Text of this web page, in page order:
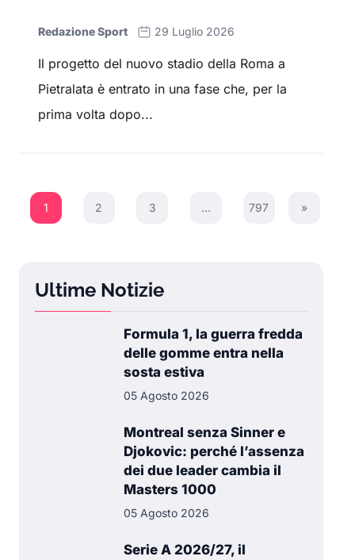
Redazione Sport 29 Luglio 2026
Il progetto del nuovo stadio della Roma a
Pietralata è entrato in una fase che, per la
prima volta dopo...
1 2 3 … 797 Next
»
Ultime Notizie
Formula 1, la guerra fredda
delle gomme entra nella
sosta estiva
05 Agosto 2026
Montreal senza Sinner e
Djokovic: perché l’assenza
dei due leader cambia il
Masters 1000
05 Agosto 2026
Serie A 2026/27, il